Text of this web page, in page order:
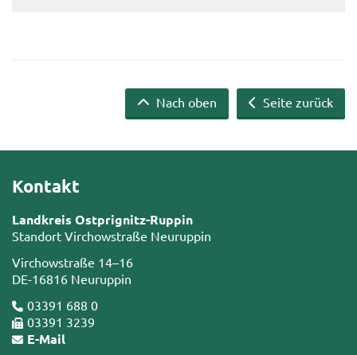
Seite zurück
Nach oben
Kontakt
Landkreis Ostprignitz-Ruppin
Standort Virchowstraße Neuruppin
Virchowstraße 14–16
DE-16816 Neuruppin
03391 688 0
03391 3239
E-Mail